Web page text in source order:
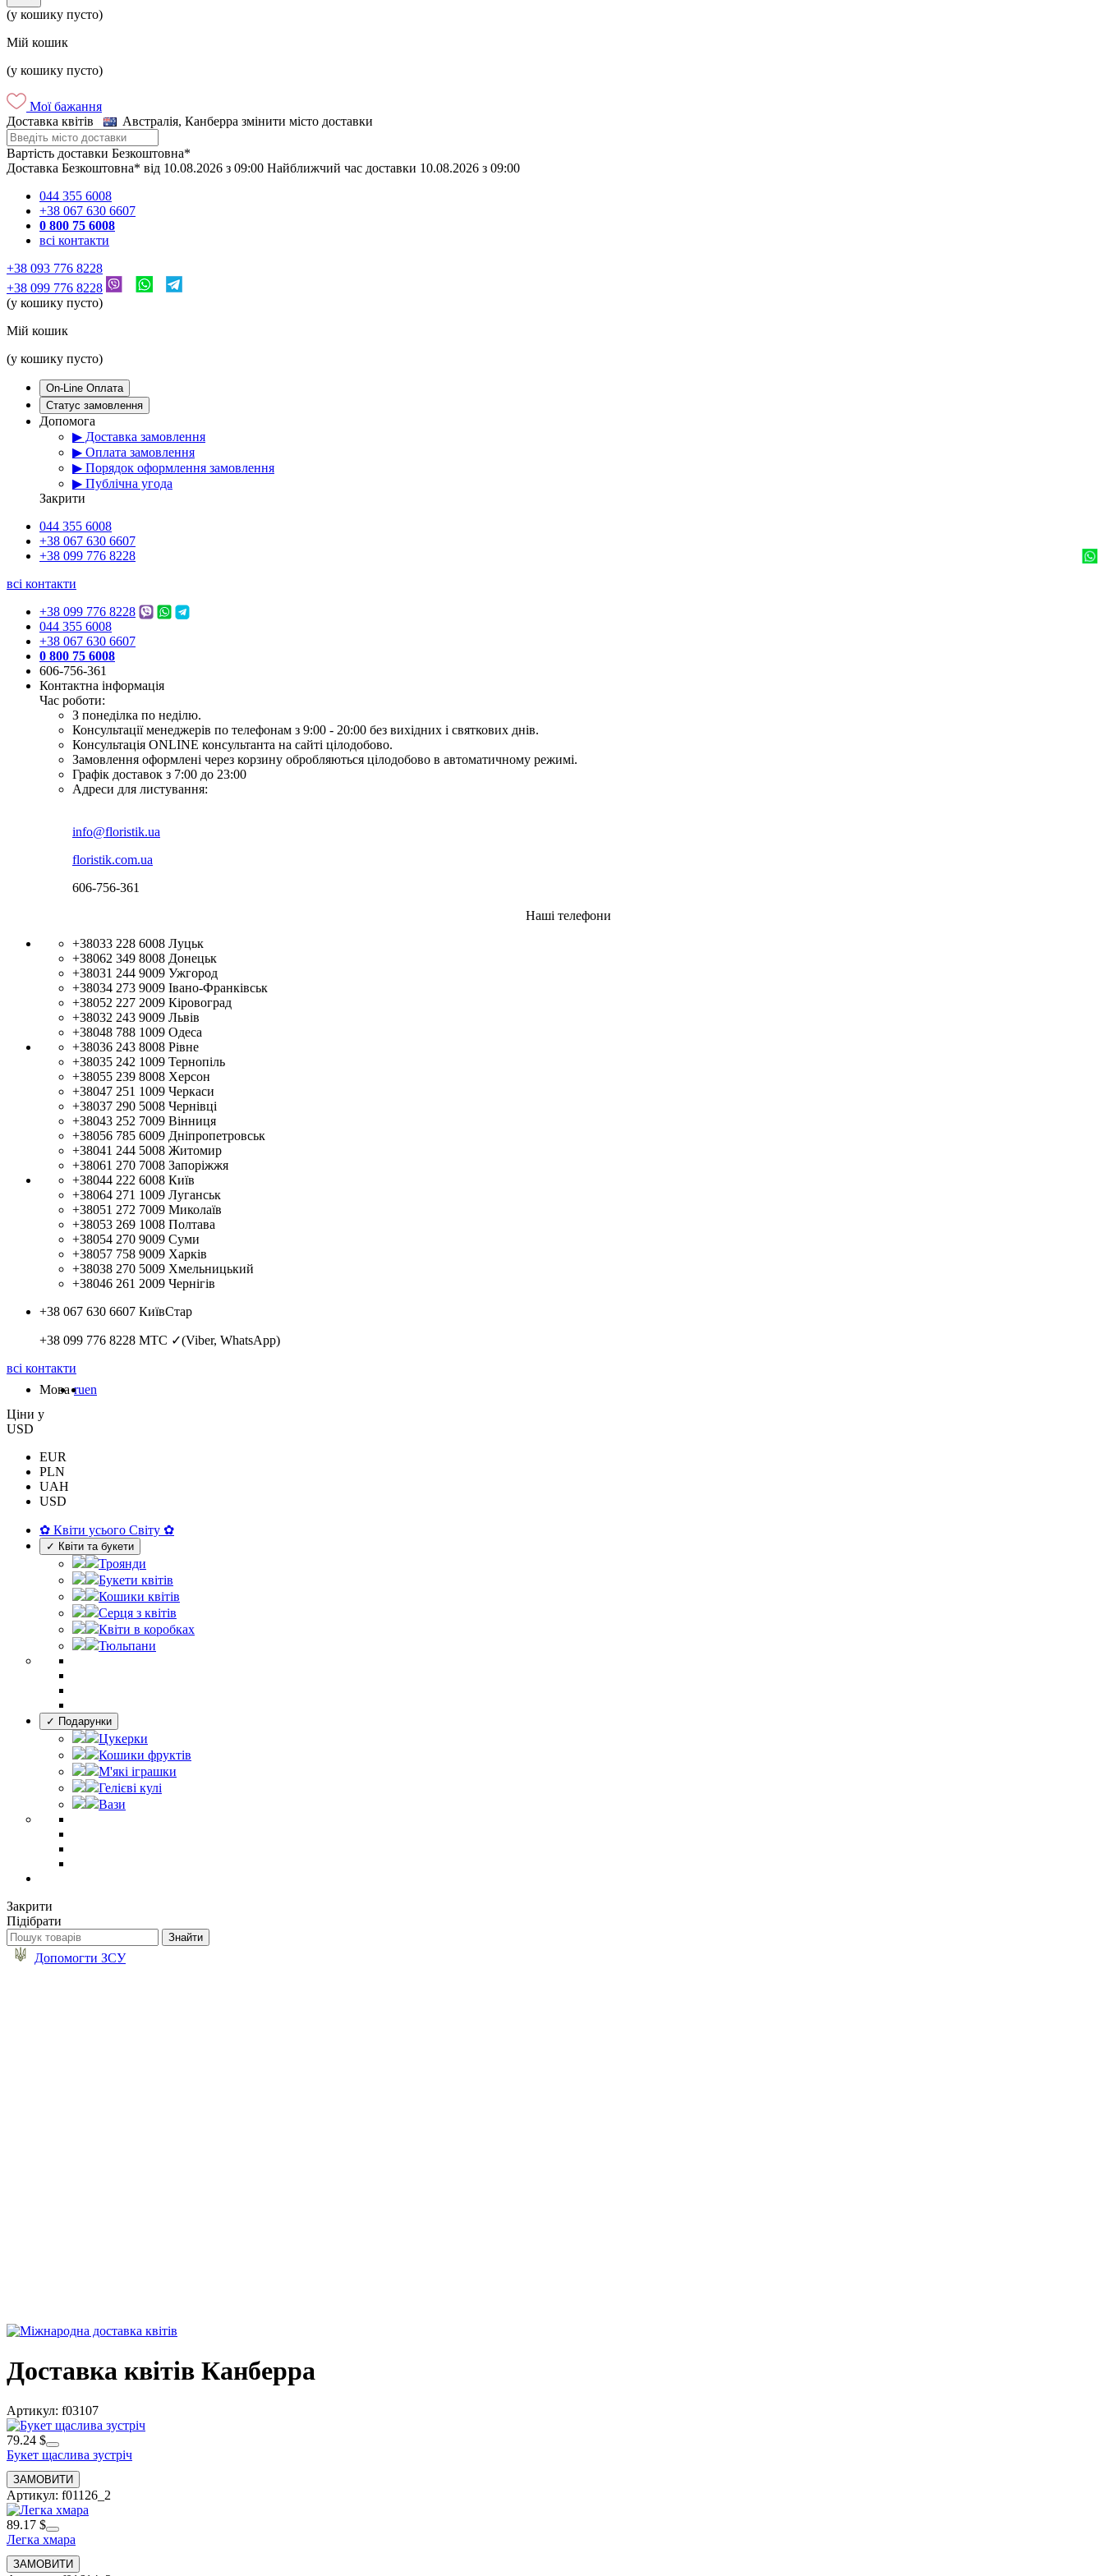
(у кошику пусто)
Мій кошик
(у кошику пусто)
Мої бажання
Доставка квітів
Австралія, Канберра змінити місто доставки
Вартість доставки Безкоштовна*
Доставка Безкоштовна* від 10.08.2026 з 09:00 Найближчий час доставки 10.08.2026 з 09:00
044 355 6008
+38 067 630 6607
0 800 75 6008
всі контакти
+38 093 776 8228
+38 099 776 8228
(у кошику пусто)
Мій кошик
(у кошику пусто)
On-Line Оплата
Статус замовлення
Допомога
▶ Доставка замовлення
▶ Оплата замовлення
▶ Порядок оформлення замовлення
▶ Публічна угода
Закрити
044 355 6008
+38 067 630 6607
+38 099 776 8228
всі контакти
+38 099 776 8228
044 355 6008
+38 067 630 6607
0 800 75 6008
606-756-361
Контактна інформація
Час роботи:
З понеділка по неділю.
Консультації менеджерів по телефонам з 9:00 - 20:00 без вихідних і святкових днів.
Консультація ONLINE консультанта на сайті цілодобово.
Замовлення оформлені через корзину обробляються цілодобово в автоматичному режимі.
Графік доставок з 7:00 до 23:00
Адреси для листування:
info@floristik.ua
floristik.com.ua
606-756-361
Наші телефони
+38033 228 6008 Луцьк
+38062 349 8008 Донецьк
+38031 244 9009 Ужгород
+38034 273 9009 Івано-Франківськ
+38052 227 2009 Кіровоград
+38032 243 9009 Львів
+38048 788 1009 Одеса
+38036 243 8008 Рівне
+38035 242 1009 Тернопіль
+38055 239 8008 Херсон
+38047 251 1009 Черкаси
+38037 290 5008 Чернівці
+38043 252 7009 Вінниця
+38056 785 6009 Дніпропетровськ
+38041 244 5008 Житомир
+38061 270 7008 Запоріжжя
+38044 222 6008 Київ
+38064 271 1009 Луганськ
+38051 272 7009 Миколаїв
+38053 269 1008 Полтава
+38054 270 9009 Суми
+38057 758 9009 Харків
+38038 270 5009 Хмельницький
+38046 261 2009 Чернігів
+38 067 630 6607 КиївСтар
+38 099 776 8228 МТС ✓(Viber, WhatsApp)
всі контакти
Мова ruen
Цiни у
USD
EUR
PLN
UAH
USD
✿ Квіти усього Світу ✿
✓ Квіти та букети
Троянди
Букети квітів
Кошики квітів
Серця з квітів
Квіти в коробках
Тюльпани
✓ Подарунки
Цукерки
Кошики фруктів
М'які іграшки
Гелієві кулі
Вази
Закрити
Підібрати
Допомогти ЗСУ
Доставка квітів Канберра
Артикул: f03107
79.24 $
Букет щаслива зустріч
Артикул: f01126_2
89.17 $
Легка хмара